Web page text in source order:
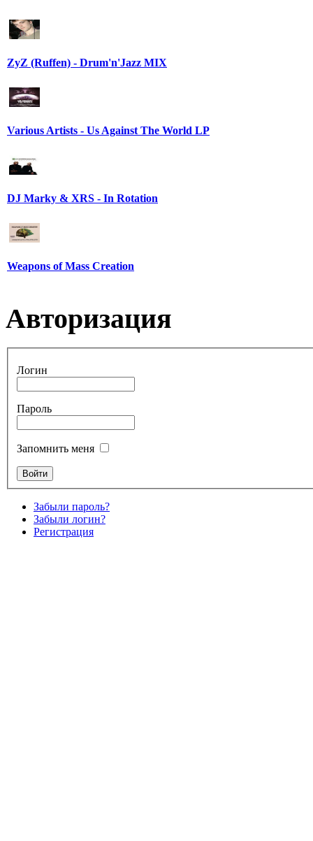
ZyZ (Ruffen) - Drum'n'Jazz MIX
Various Artists - Us Against The World LP
DJ Marky & XRS - In Rotation
Weapons of Mass Creation
Авторизация
Логин
Пароль
Запомнить меня
Забыли пароль?
Забыли логин?
Регистрация